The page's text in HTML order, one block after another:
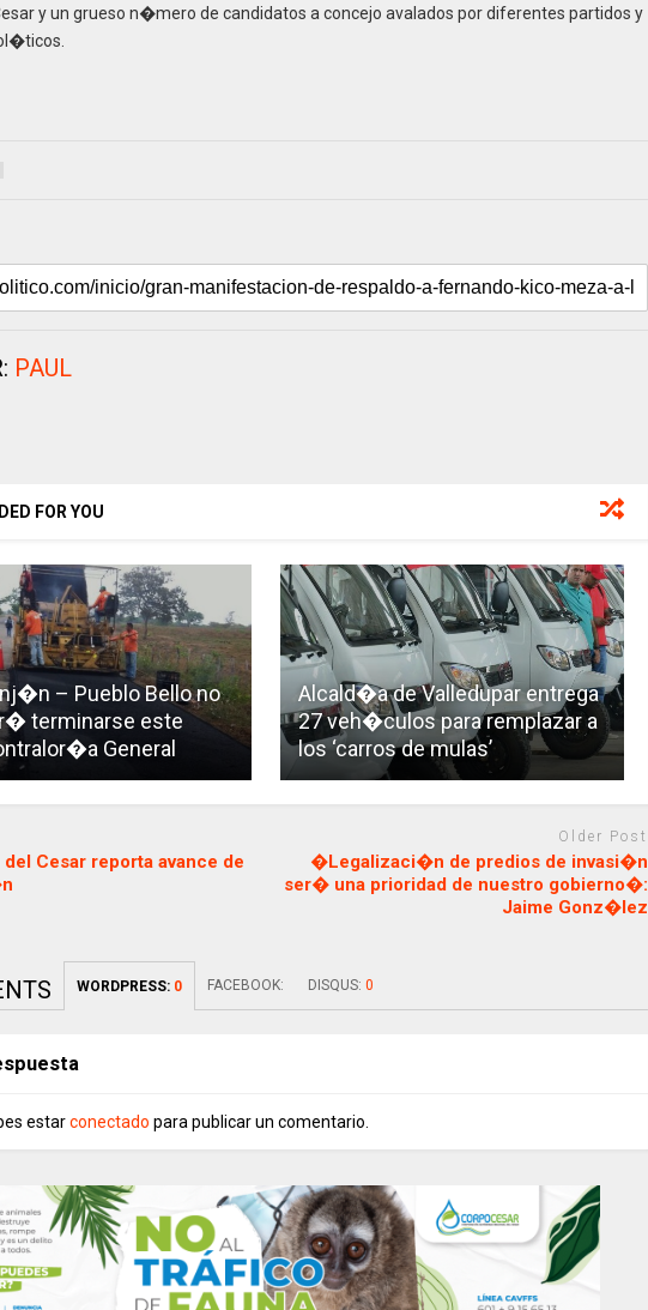
y un grueso n�mero de candidatos a concejo avalados por diferentes partidos y
PAUL
FOR YOU
– Pueblo Bello no
terminarse este
General
Alcald�a de Valledupar entrega
27 veh�culos para remplazar a
los ‘carros de mulas’
Cesar reporta avance de
Older Post
�Legalizaci�n de predios de invasi�n
ser� una prioridad de nuestro gobierno�:
Jaime Gonz�lez
WORDPRESS: 0 FACEBOOK: DISQUS: 0
estarconectado para publicar un comentario.